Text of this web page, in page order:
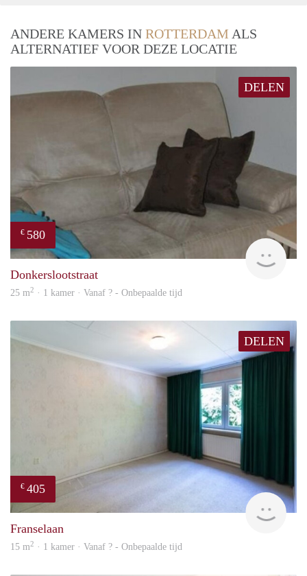
ANDERE KAMERS IN ROTTERDAM ALS
ALTERNATIEF VOOR DEZE LOCATIE
DELEN
€ 580
Donkerslootstraat
25 m2 · 1 kamer · Vanaf ? - Onbepaalde tijd
DELEN
€ 405
Franselaan
15 m2 · 1 kamer · Vanaf ? - Onbepaalde tijd